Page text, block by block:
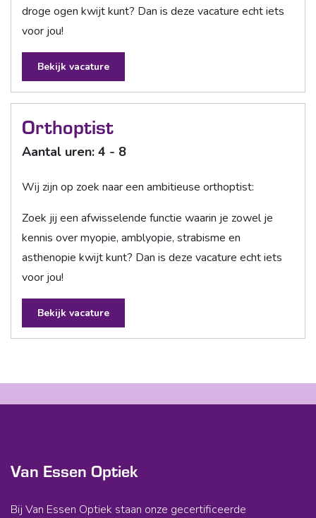
droge ogen kwijt kunt? Dan is deze vacature echt iets
voor jou!
Bekijk vacature
Orthoptist
Aantal uren: 4 - 8
Wij zijn op zoek naar een ambitieuse orthoptist:
Zoek jij een afwisselende functie waarin je zowel je
kennis over myopie, amblyopie, strabisme en
asthenopie kwijt kunt? Dan is deze vacature echt iets
voor jou!
Bekijk vacature
Van Essen Optiek
Bij Van Essen Optiek staan onze gecertificeerde